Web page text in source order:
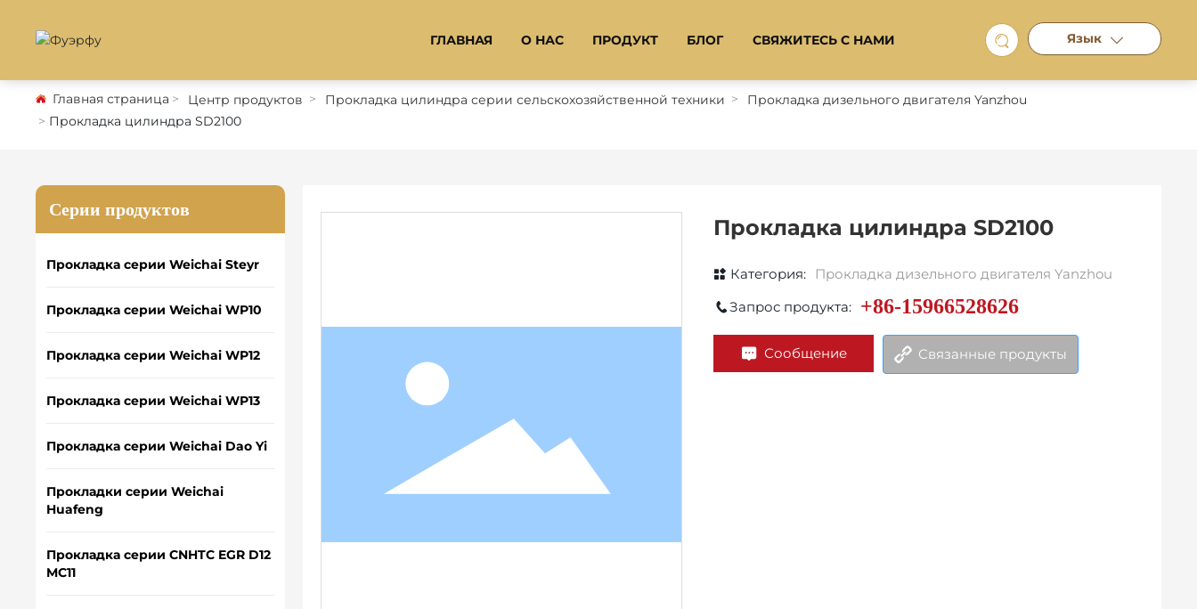
ГЛАВНАЯ О НАС ПРОДУКТ БЛОГ СВЯЖИТЕСЬ С НАМИ Язык
Главная страница Центр продуктов Прокладка цилиндра серии сельскохозяйственной техники
Прокладка дизельного двигателя Yanzhou
Прокладка цилиндра SD2100
Серии продуктов
Прокладка серии Weichai Steyr
Прокладка серии Weichai WP10
Прокладка серии Weichai WP12
Прокладка серии Weichai WP13
Прокладка серии Weichai Dao Yi
Прокладки серии Weichai
Huafeng
Прокладка серии CNHTC EGR D12
MC11
Прокладка цилиндра SD2100
Категория: Прокладка дизельного двигателя Yanzhou
Запрос продукта: +86-15966528626
Сообщение Связанные продукты